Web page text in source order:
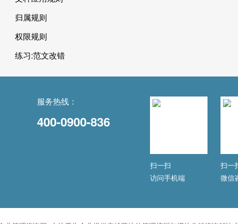
归属规则
权限规则
练习:范文改错
服务热线：
400-0900-836
扫一扫
访问手机端
扫一
微信